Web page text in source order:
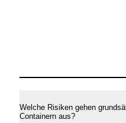
Welche Risiken gehen
Containern aus?